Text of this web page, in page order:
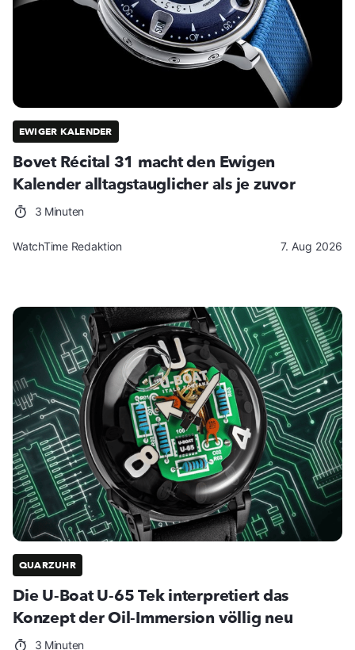
EWIGER KALENDER
Bovet Récital 31 macht den Ewigen
Kalender alltagstauglicher als je zuvor
3 Minuten
WatchTime Redaktion 7. Aug 2026
QUARZUHR
Die U-Boat U-65 Tek interpretiert das
Konzept der Oil-Immersion völlig neu
3 Minuten